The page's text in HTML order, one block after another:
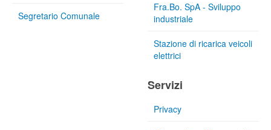
Segretario Comunale
Fra.Bo. SpA - Sviluppo
industriale
Stazione di ricarica veicoli
elettrici
Servizi
Privacy